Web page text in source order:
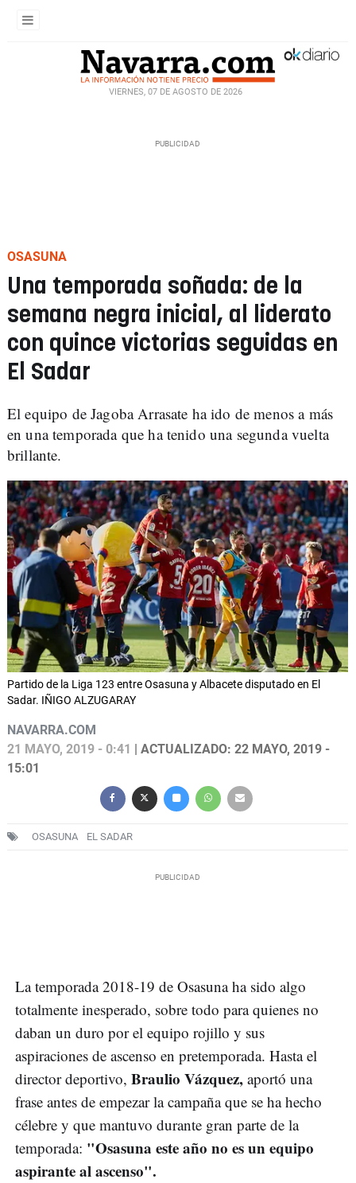
VIERNES, 07 DE AGOSTO DE 2026
OSASUNA
Una temporada soñada: de la
semana negra inicial, al liderato
con quince victorias seguidas en
El Sadar
El equipo de Jagoba Arrasate ha ido de menos a más
en una temporada que ha tenido una segunda vuelta
brillante.
Partido de la Liga 123 entre Osasuna y Albacete disputado en El
Sadar. IÑIGO ALZUGARAY
NAVARRA.COM
21 MAYO, 2019 - 0:41
| ACTUALIZADO: 22 MAYO, 2019 -
15:01
OSASUNA EL SADAR
La temporada 2018-19 de Osasuna ha sido algo
totalmente inesperado, sobre todo para quienes no
daban un duro por el equipo rojillo y sus
aspiraciones de ascenso en pretemporada. Hasta el
director deportivo, Braulio Vázquez, aportó una
frase antes de empezar la campaña que se ha hecho
célebre y que mantuvo durante gran parte de la
temporada: "Osasuna este año no es un equipo
aspirante al ascenso".